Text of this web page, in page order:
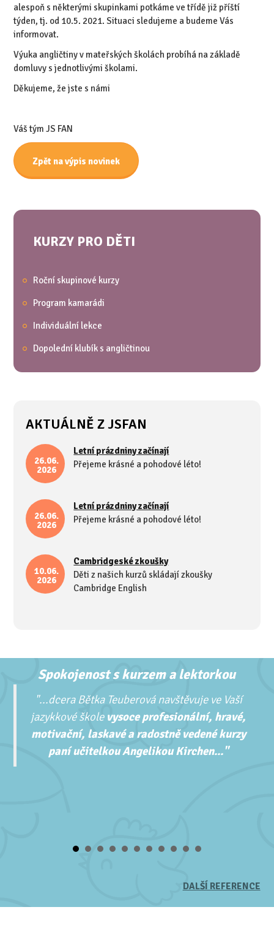
alespoň s některými skupinkami potkáme ve třídě již příští
týden, tj. od 10.5. 2021. Situaci sledujeme a budeme Vás
informovat.
Výuka angličtiny v mateřských školách probíhá na základě
domluvy s jednotlivými školami.
Děkujeme, že jste s námi
Váš tým JS FAN
Zpět na výpis novinek
KURZY PRO DĚTI
Roční skupinové kurzy
Program kamarádi
Individuální lekce
Dopolední klubík s angličtinou
AKTUÁLNĚ Z JSFAN
26.06.
2026
Letní prázdniny začínají
Přejeme krásné a pohodové léto!
26.06.
2026
Letní prázdniny začínají
Přejeme krásné a pohodové léto!
10.06.
2026
Cambridgeské zkoušky
Děti z našich kurzů skládají zkoušky
Cambridge English
Spokojenost s kurzem a lektorkou
"...dcera Bětka Teuberová navštěvuje ve Vaší
jazykkové škole vysoce profesionální, hravé,
motivační, laskavé a radostně vedené kurzy
paní učitelkou Angelikou Kirchen..."
DALŠÍ REFERENCE